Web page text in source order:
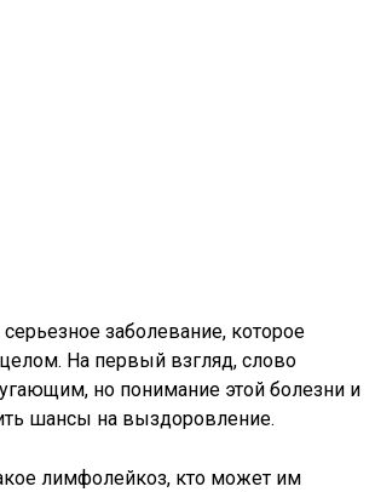
заболевание, которое
На первый взгляд, слово
но понимание этой болезни и
шансы на выздоровление.
лимфолейкоз, кто может им